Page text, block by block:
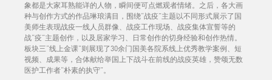
象都是大家耳熟能详的人物，瞬间便可点燃观者情绪。之后，各大画
种与创作方式的作品琳琅满目，围绕“战疫”主题以不同形式展示了国
美师生表现战疫一线人员群像、战疫工作现场、战疫集体宣誓等的
战“疫”主题创作，以及居家学习、日常创作的切身经验和创作热情。
板块三“线上金课”则展现了30余门国美各院系线上优秀教学案例、短
视频、成果等，合体献给举国上下战斗在前线的战疫英雄，赞颂无数
医护工作者“朴素的执守”。